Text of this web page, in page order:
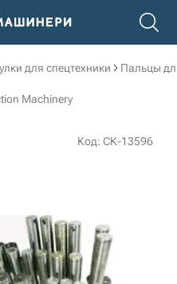
для спецтехники Пальцы
Machinery
Код: СК-13596